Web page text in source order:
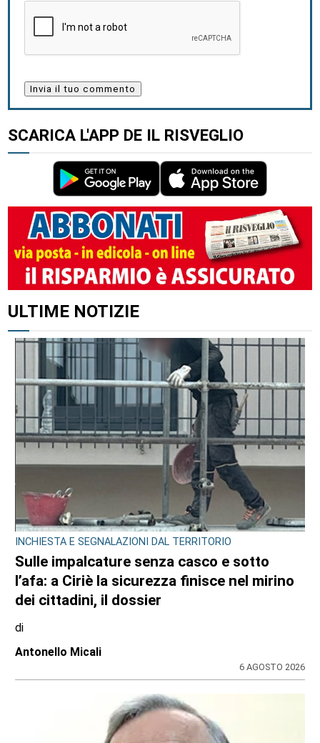
SCARICA L'APP DE IL RISVEGLIO
ALTRI ARTICOLI DI QUESTO AUTORE
DRAMMA NEL POMERIGGIO SULLA A55
Tragedia in tangenziale all’altezza di
Borgaro: scontro tra auto e scooter, muore
un 74enne
di
Redazione
6 AGOSTO 2026